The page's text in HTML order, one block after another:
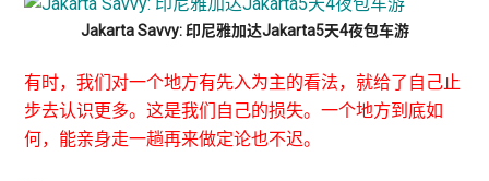
Jakarta Savvy: 印尼雅加达Jakarta5天4夜包车游
有时，我们对一个地方有先入为主的看法，就给了自己止
步去认识更多。这是我们自己的损失。一个地方到底如
何，能亲身走一趟再来做定论也不迟。